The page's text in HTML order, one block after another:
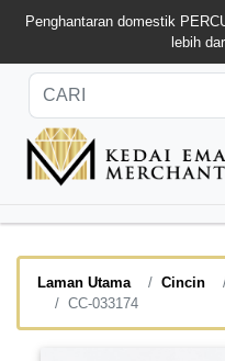
Penghantaran domestik
lebih
Laman Utama Cincin
CC-033174